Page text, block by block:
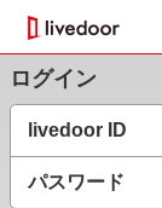
ログイン
livedoor ID
パスワード